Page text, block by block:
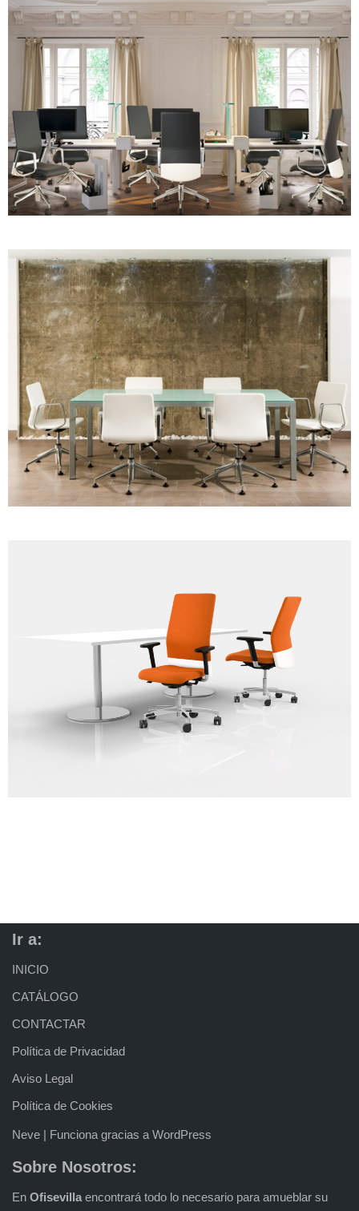
Ir a:
INICIO
CATÁLOGO
CONTACTAR
Política de Privacidad
Aviso Legal
Política de Cookies
Neve | Funciona gracias a WordPress
Sobre Nosotros:
En Ofisevilla encontrará todo lo necesario para amueblar su